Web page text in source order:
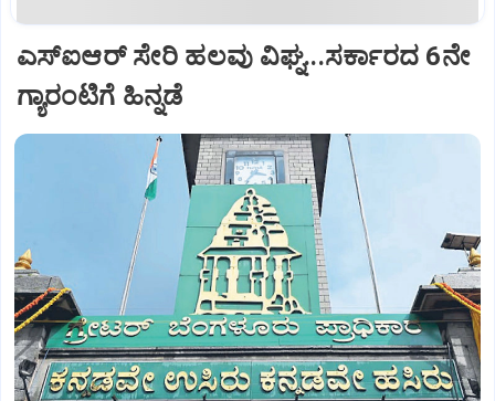
ಎಸ್‌ಐಆರ್‌ ಸೇರಿ ಹಲವು ವಿಘ್ನ...ಸರ್ಕಾರದ 6ನೇ
ಗ್ಯಾರಂಟಿಗೆ ಹಿನ್ನಡೆ